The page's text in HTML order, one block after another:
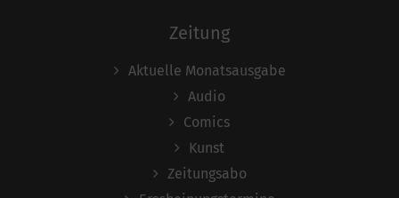
Zeitung
Aktuelle Monatsausgabe
Audio
Comics
Kunst
Zeitungsabo